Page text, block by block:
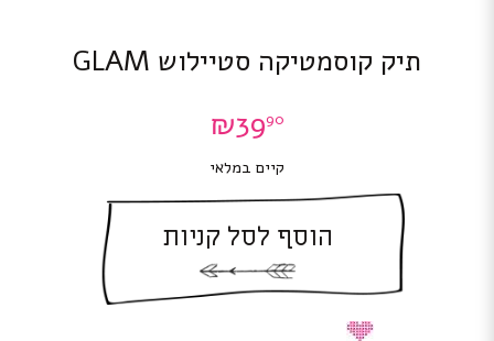
תיק קוסמטיקה סטיילוש GLAM
₪3990
קיים במלאי
הוסף לסל קניות